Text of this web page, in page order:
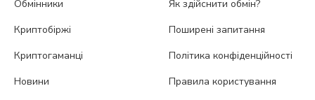
Обмінники
Криптобіржі
Криптогаманці
Новини
Як здійснити обмін?
Поширені запитання
Політика конфіденційності
Правила користування